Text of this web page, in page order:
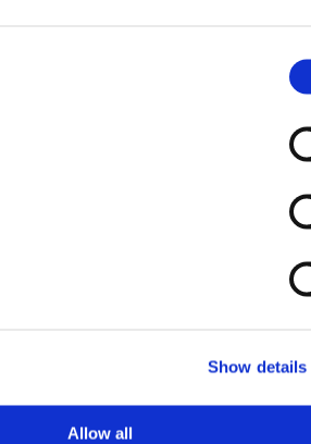
Show details
Allow all